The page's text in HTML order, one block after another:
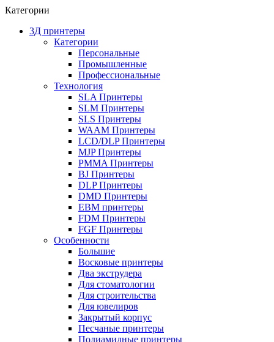
Категории
3Д принтеры
Категории
Персональные
Промышленные
Профессиональные
Технология
SLA Принтеры
SLM Принтеры
SLS Принтеры
WAAM Принтеры
LCD/DLP Принтеры
MJP Принтеры
PMMA Принтеры
BJ Принтеры
DLP Принтеры
DMD Принтеры
EBM принтеры
FDM Принтеры
FGF Принтеры
Особенности
Большие
Восковые принтеры
Два экструдера
Для стоматологии
Для строительства
Для ювелиров
Закрытый корпус
Песчаные принтеры
Полиамидные принтеры